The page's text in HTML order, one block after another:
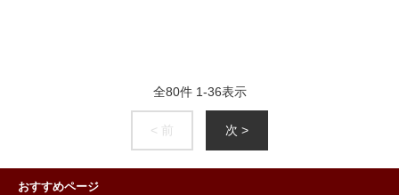
全80件 1-36表示
< 前 次 >
おすすめページ